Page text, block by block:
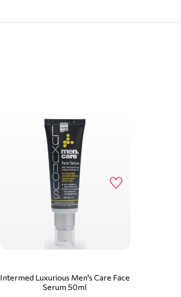
Intermed Luxurious Men's Care Face
Serum 50ml